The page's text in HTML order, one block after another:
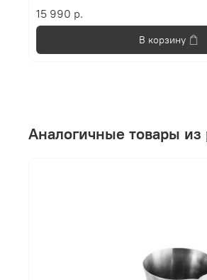
15 990 р.
В корзину
Аналогичные товары из